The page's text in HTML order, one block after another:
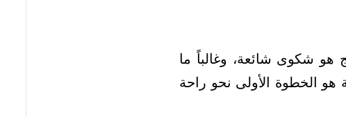
شكوى شائعة، وغالباً ما
هو الخطوة الأولى نحو راحة